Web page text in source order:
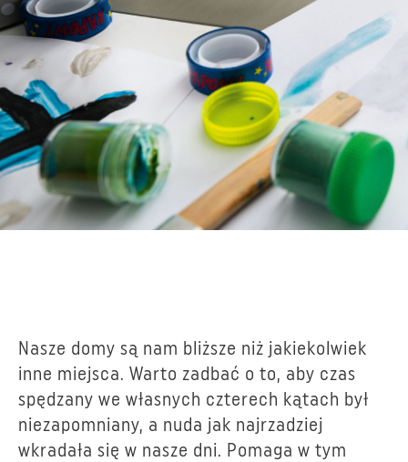
Nasze domy są nam bliższe niż jakiekolwiek
inne miejsca. Warto zadbać o to, aby czas
spędzany we własnych czterech kątach był
niezapomniany, a nuda jak najrzadziej
wkradała się w nasze dni. Pomaga w tym